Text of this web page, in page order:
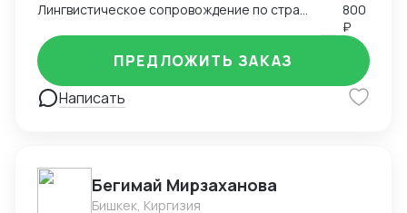
бизнес-миссий и переговоров по странам Ближнего
Востока и Северной Африки.
Лингвистическое сопровождение по странам Ближнего Востока и Северной Африки
800
₽
Написать
ПРЕДЛОЖИТЬ ЗАКАЗ
Бегимай Мирзаханова
Бишкек, Киргизия